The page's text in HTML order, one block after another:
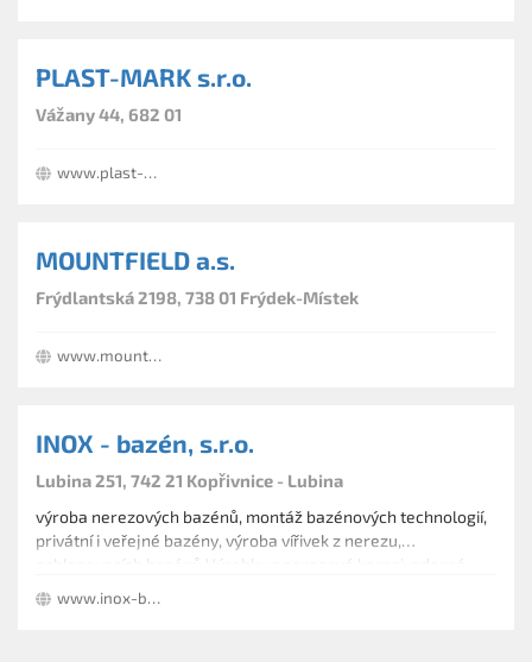
PLAST-MARK s.r.o.
Vážany 44, 682 01
www.plast-mark.cz
MOUNTFIELD a.s.
Frýdlantská 2198, 738 01 Frýdek-Místek
www.mountfield.cz
INOX - bazén, s.r.o.
Lubina 251, 742 21 Kopřivnice - Lubina
výroba nerezových bazénů, montáž bazénových technologií,
privátní i veřejné bazény, výroba vířivek z nerezu,
ochlazovacích bazénů Výrobky z nerezové korozivzdorné
oceli, nerezové skluzavky, nerezové nádrže
www.inox-bazen.cz